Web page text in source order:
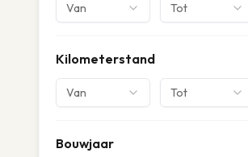
Van Tot
Kilometerstand
Van Tot
Bouwjaar